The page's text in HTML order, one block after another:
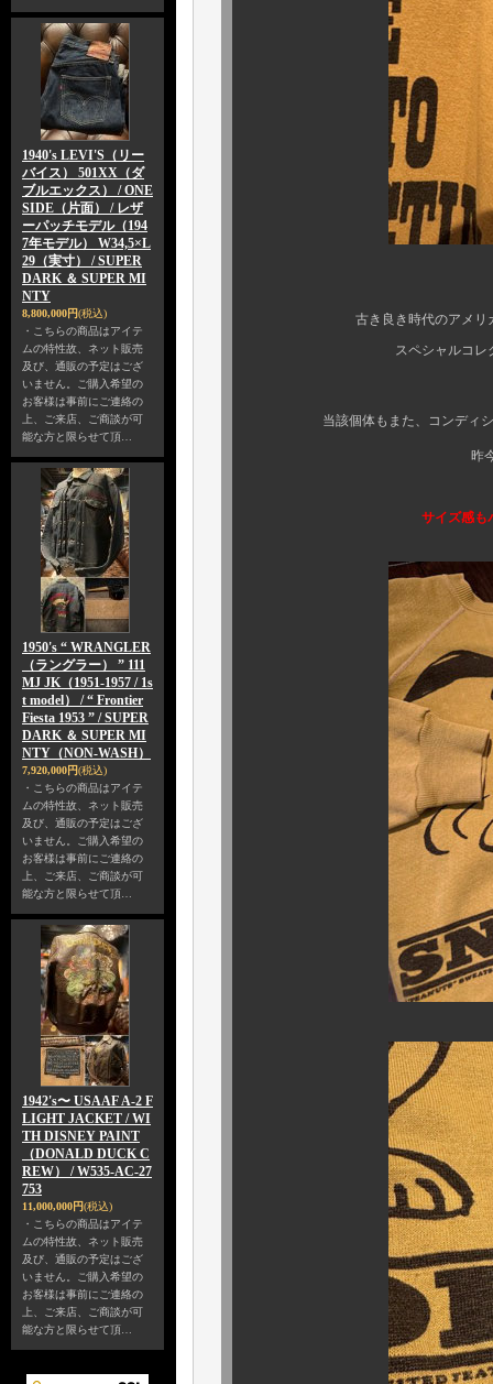
1940's LEVI'S（リー
バイス） 501XX（ダ
ブルエックス） / ONE
SIDE（片面） / レザ
ーパッチモデル（194
7年モデル） W34,5×L
29（実寸） / SUPER
DARK ＆ SUPER MI
NTY
8,800,000円(税込)
・こちらの商品はアイテ
ムの特性故、ネット販売
及び、通販の予定はござ
いません。ご購入希望の
お客様は事前にご連絡の
上、ご来店、ご商談が可
能な方と限らせて頂…
1950's “ WRANGLER
（ラングラー） ” 111
MJ JK（1951-1957 / 1s
t model） / “ Frontier
Fiesta 1953 ” / SUPER
DARK ＆ SUPER MI
NTY（NON-WASH）
7,920,000円(税込)
・こちらの商品はアイテ
ムの特性故、ネット販売
及び、通販の予定はござ
いません。ご購入希望の
お客様は事前にご連絡の
上、ご来店、ご商談が可
能な方と限らせて頂…
1942's〜 USAAF A-2 F
LIGHT JACKET / WI
TH DISNEY PAINT
（DONALD DUCK C
REW） / W535-AC-27
753
11,000,000円(税込)
・こちらの商品はアイテ
ムの特性故、ネット販売
及び、通販の予定はござ
いません。ご購入希望の
お客様は事前にご連絡の
上、ご来店、ご商談が可
能な方と限らせて頂…
古き良き時代のアメリカンビン
スペシャルコレクタブルピ
当該個体もまた、コンディション
昨今非常に入手が
サイズ感も